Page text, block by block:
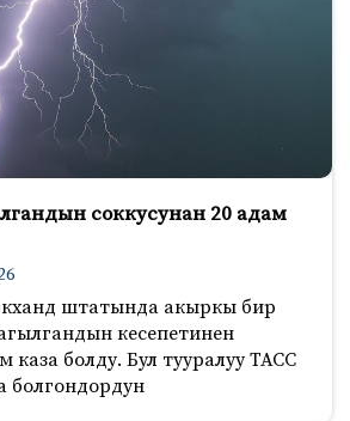
соккусунан 20 адам
штатында акыркы бир
кесепетинен
каза болду. Бул тууралуу ТАСС
болгондордун